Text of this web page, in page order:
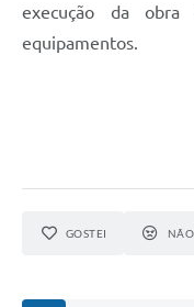
execução da
equipamentos.
GOSTEI